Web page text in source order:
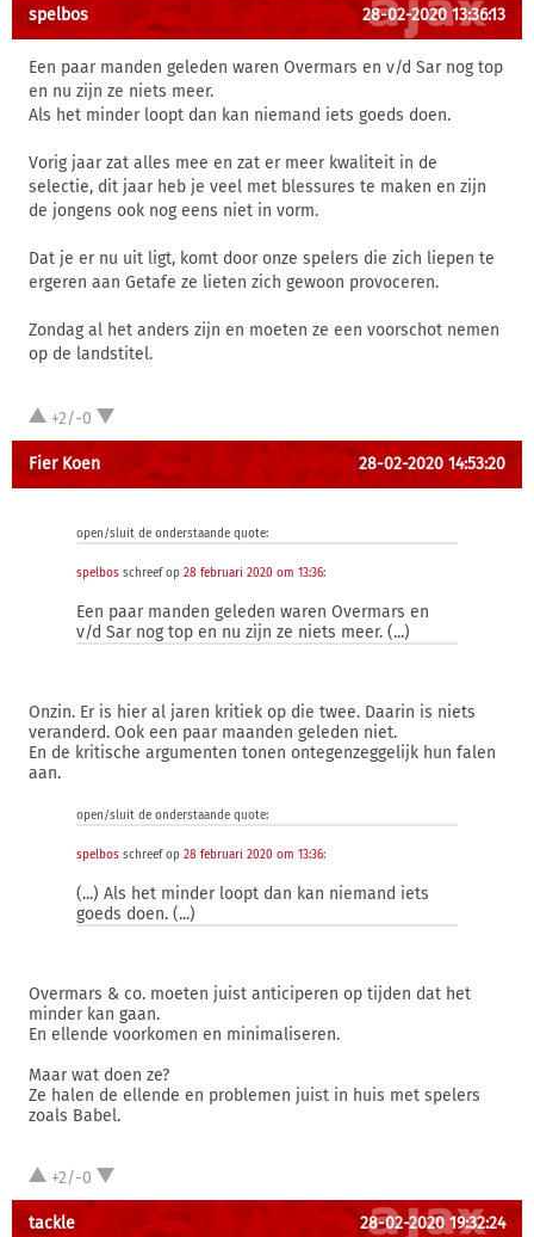
spelbos 28-02-2020 13:36:13
Een paar manden geleden waren Overmars en v/d Sar nog top
en nu zijn ze niets meer.
Als het minder loopt dan kan niemand iets goeds doen.
Vorig jaar zat alles mee en zat er meer kwaliteit in de
selectie, dit jaar heb je veel met blessures te maken en zijn
de jongens ook nog eens niet in vorm.
Dat je er nu uit ligt, komt door onze spelers die zich liepen te
ergeren aan Getafe ze lieten zich gewoon provoceren.
Zondag al het anders zijn en moeten ze een voorschot nemen
op de landstitel.
+2/-0
Fier Koen 28-02-2020 14:53:20
open/sluit de onderstaande quote:
spelbos schreef op 28 februari 2020 om 13:36:
Een paar manden geleden waren Overmars en
v/d Sar nog top en nu zijn ze niets meer. (...)
Onzin. Er is hier al jaren kritiek op die twee. Daarin is niets
veranderd. Ook een paar maanden geleden niet.
En de kritische argumenten tonen ontegenzeggelijk hun falen
aan.
open/sluit de onderstaande quote:
spelbos schreef op 28 februari 2020 om 13:36:
(...) Als het minder loopt dan kan niemand iets
goeds doen. (...)
Overmars & co. moeten juist anticiperen op tijden dat het
minder kan gaan.
En ellende voorkomen en minimaliseren.
Maar wat doen ze?
Ze halen de ellende en problemen juist in huis met spelers
zoals Babel.
+2/-0
tackle 28-02-2020 19:32:24